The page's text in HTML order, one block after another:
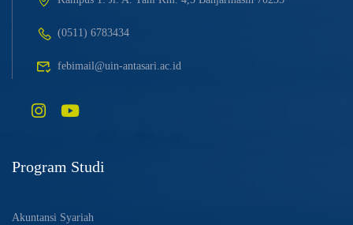
(0511) 6783434
febimail@uin-antasari.ac.id
Program Studi
Akuntansi Syariah